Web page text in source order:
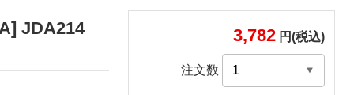
JDA214 3,782 円(税込)
注文数